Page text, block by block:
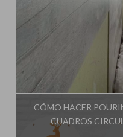
Influencer:
CÓMO HACER
CUADROS